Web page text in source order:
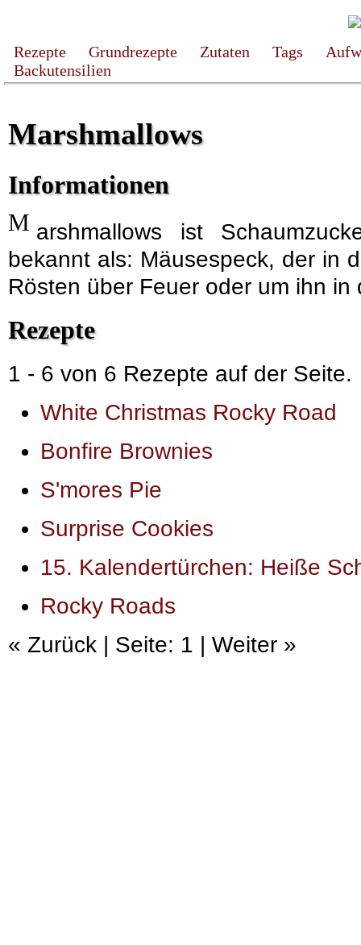
Rezepte Grundrezepte Zutaten Tags
Backutensilien
Marshmallows
Informationen
M arshmallows ist
bekannt als: Mäusespeck, der in
Rösten über Feuer oder um ihn
Rezepte
1 - 6 von 6 Rezepte auf der Seite.
White Christmas Rocky Road
Bonfire Brownies
S'mores Pie
Surprise Cookies
15. Kalendertürchen: Heiße
Rocky Roads
« Zurück | Seite: 1 | Weiter »